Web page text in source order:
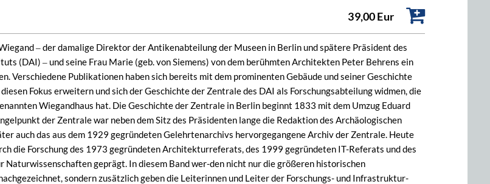
39,00 Eur
‒ der damalige Direktor der Antikenabteilung der Museen in Berlin und spätere Präsident des
(DAI) ‒ und seine Frau Marie (geb. von Siemens) von dem berühmten Architekten Peter Behrens ein
Verschiedene Publikationen haben sich bereits mit dem prominenten Gebäude und seiner Geschichte
Fokus erweitern und sich der Geschichte der Zentrale des DAI als Forschungsabteilung widmen, die
Wiegandhaus hat. Die Geschichte der Zentrale in Berlin beginnt 1833 mit dem Umzug Eduard
der Zentrale war neben dem Sitz des Präsidenten lange die Redaktion des Archäologischen
auch das aus dem 1929 gegründeten Gelehrtenarchivs hervorgegangene Archiv der Zentrale. Heute
die Forschung des 1973 gegründeten Architekturreferats, des 1999 gegründeten IT-Referats und des
geprägt. In diesem Band wer-den nicht nur die größeren historischen
sondern zusätzlich geben die Leiterinnen und Leiter der Forschungs- und Infrastruktur-